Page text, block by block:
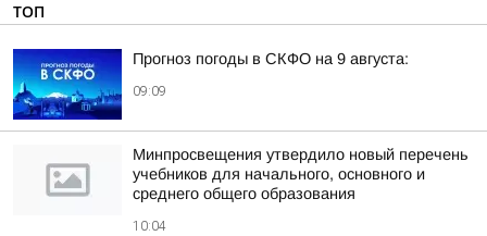
ТОП
Прогноз погоды в СКФО на 9 августа:
09:09
Минпросвещения утвердило новый перечень
учебников для начального, основного и
среднего общего образования
10:04